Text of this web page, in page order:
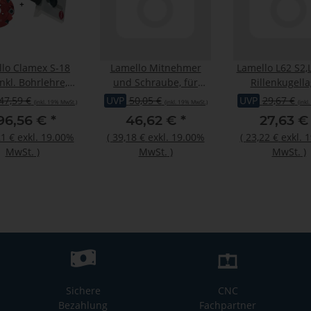
Clamex S-18
Bohrlehre,
€ (inkl. 19% MwSt.)
€ *
€ exkl. 19.00%
MwSt. )
Lamello Mitnehmer
und Schraube, für
G20,G20 S2
UVP 50,05 € (inkl. 19% MwSt.)
46,62 € *
( 39,18 € exkl. 19.00%
MwSt. )
Lamello L62
Ø22x7xØ7 mm,
UVP 29,67 €
27,63 €
( 23,22 € exkl.
MwSt. )
Sichere
Bezahlung
CNC
Fachpartner